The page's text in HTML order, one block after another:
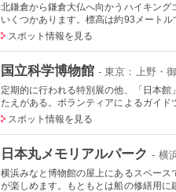
北鎌倉から鎌倉大仏へ向かうハイキン
いくつかあります。標高は約93メートル
スポット情報を見る
国立科学博物館 - 東京：上野・
定期的に行われる特別展の他、「日本
たえがある。ボランティアによるガイド
スポット情報を見る
日本丸メモリアルパーク - 横
横浜みなと博物館の屋上にあるスペー
が楽しめます。もともとは船の修繕用に